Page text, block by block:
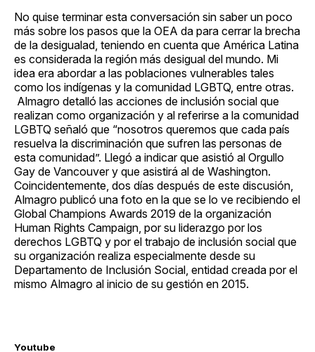
No quise terminar esta conversación sin saber un poco
más sobre los pasos que la OEA da para cerrar la brecha
de la desigualad, teniendo en cuenta que América Latina
es considerada la región más desigual del mundo. Mi
idea era abordar a las poblaciones vulnerables tales
como los indígenas y la comunidad LGBTQ, entre otras.
Almagro detalló las acciones de inclusión social que
realizan como organización y al referirse a la comunidad
LGBTQ señaló que “nosotros queremos que cada país
resuelva la discriminación que sufren las personas de
esta comunidad”. Llegó a indicar que asistió al Orgullo
Gay de Vancouver y que asistirá al de Washington.
Coincidentemente, dos días después de este discusión,
Almagro publicó una foto en la que se lo ve recibiendo el
Global Champions Awards 2019 de la organización
Human Rights Campaign, por su liderazgo por los
derechos LGBTQ y por el trabajo de inclusión social que
su organización realiza especialmente desde su
Departamento de Inclusión Social, entidad creada por el
mismo Almagro al inicio de su gestión en 2015.
Youtube